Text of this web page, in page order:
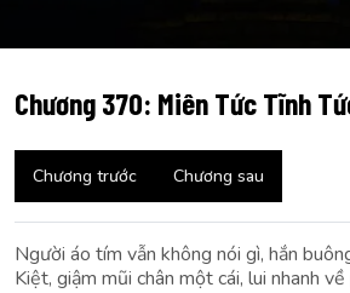
Chương 370: Miên Tức Tĩnh
Chương trước Chương sau
Người áo tím vẫn không nói gì, hắn
Kiệt, giậm mũi chân một cái, lui nhanh về